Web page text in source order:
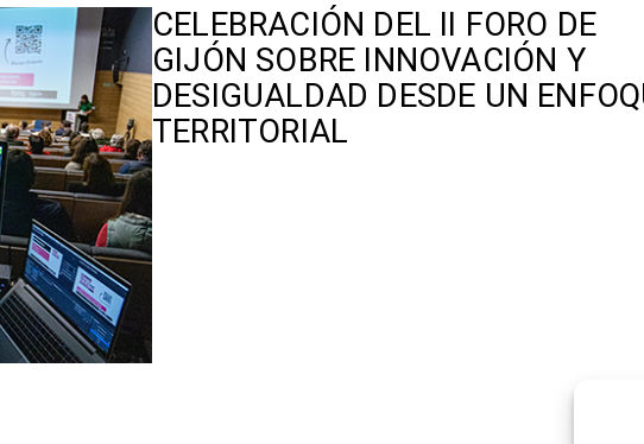
CELEBRACIÓN DEL II FORO DE
GIJÓN SOBRE INNOVACIÓN Y
DESIGUALDAD DESDE UN
TERRITORIAL